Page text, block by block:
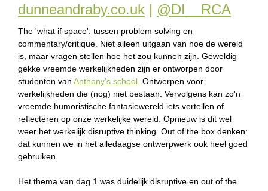
dunneandraby.co.uk | @DI__RCA
The 'what if space': tussen problem solving en
commentary/critique. Niet alleen uitgaan van hoe de wereld
is, maar vragen stellen hoe het zou kunnen zijn. Geweldig
gekke vreemde werkelijkheden zijn er ontworpen door
studenten van Anthony's school. Ontwerpen voor
werkelijkheden die (nog) niet bestaan. Vervolgens kan zo'n
vreemde humoristische fantasiewereld iets vertellen of
reflecteren op onze werkelijke wereld. Opnieuw is dit wel
weer het werkelijk disruptive thinking. Out of the box denken:
dat kunnen we in het alledaagse ontwerpwerk ook heel goed
gebruiken.
Het thema van dag 1 was duidelijk disruptive en out of the